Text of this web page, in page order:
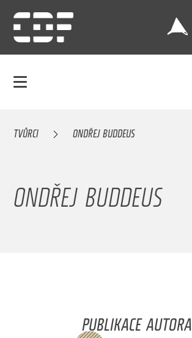
TVŮRCI ONDŘEJ BUDDEUS
ONDŘEJ BUDDEUS
PUBLIKACE AUTORA